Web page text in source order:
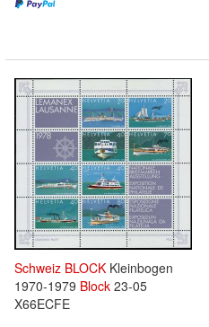
Schweiz BLOCK Kleinbogen
1970-1979 Block 23-05
X66ECFE